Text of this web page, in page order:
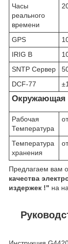
Часы
реального
времени
GPS
IRIG B
SNTP Сервер
DCF-77
Окружающая
Рабочая
Температура
Температура
хранения
Предлагаем вам
качества
издержек !" на